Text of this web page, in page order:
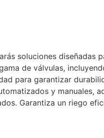
soluciones
de válvulas,
para garantizar
y manuales,
Garantiza un riego